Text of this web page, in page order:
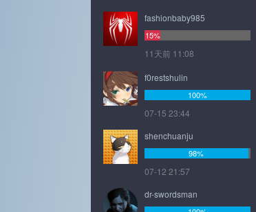
fashionbaby985
15%
11天前 11:08
f0restshulin
100%
07-15 23:44
shenchuanju
98%
07-12 21:57
dr-swordsman